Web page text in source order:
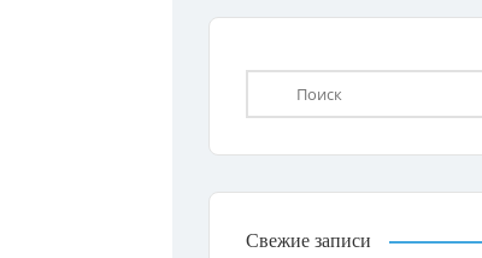
Свежие записи